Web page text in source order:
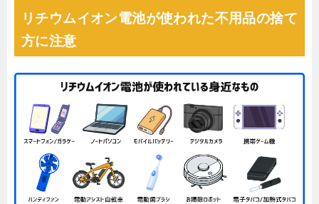
リチウムイオン電池が使われた不用品の捨て
方に注意